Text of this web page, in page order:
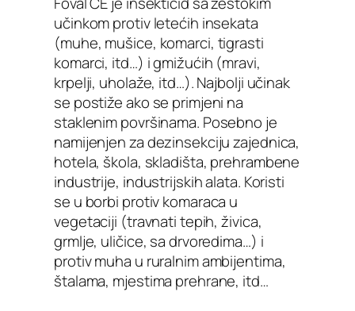
učinkom protiv letećih insekata
(muhe, mušice, komarci, tigrasti
komarci, itd…) i gmižućih (mravi,
krpelji, uholaže, itd…). Najbolji učinak
se postiže ako se primjeni na
staklenim površinama. Posebno je
namijenjen za dezinsekciju zajednica,
hotela, škola, skladišta, prehrambene
industrije, industrijskih alata. Koristi
se u borbi protiv komaraca u
vegetaciji (travnati tepih, živica,
grmlje, uličice, sa drvoredima…) i
protiv muha u ruralnim ambijentima,
štalama, mjestima prehrane, itd…